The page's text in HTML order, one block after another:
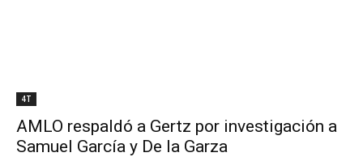
4T
AMLO respaldó a Gertz por investigación a
Samuel García y De la Garza